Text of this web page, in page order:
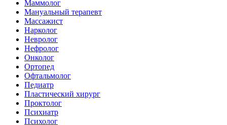
Маммолог
Мануальный терапевт
Массажист
Нарколог
Невролог
Нефролог
Онколог
Ортопед
Офтальмолог
Педиатр
Пластический хирург
Проктолог
Психиатр
Психолог